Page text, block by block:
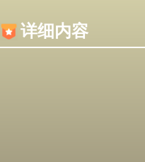
详细内容